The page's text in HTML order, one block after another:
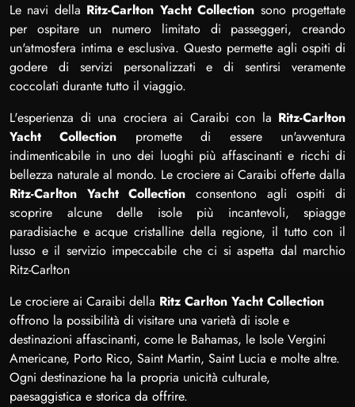
Le navi della Ritz-Carlton Yacht Collection sono progettate
per ospitare un numero limitato di passeggeri, creando
un'atmosfera intima e esclusiva. Questo permette agli ospiti di
godere di servizi personalizzati e di sentirsi veramente
coccolati durante tutto il viaggio.
L'esperienza di una crociera ai Caraibi con la Ritz-Carlton
Yacht Collection promette di essere un'avventura
indimenticabile in uno dei luoghi più affascinanti e ricchi di
bellezza naturale al mondo. Le crociere ai Caraibi offerte dalla
Ritz-Carlton Yacht Collection consentono agli ospiti di
scoprire alcune delle isole più incantevoli, spiagge
paradisiache e acque cristalline della regione, il tutto con il
lusso e il servizio impeccabile che ci si aspetta dal marchio
Ritz-Carlton
Le crociere ai Caraibi della Ritz Carlton Yacht Collection
offrono la possibilità di visitare una varietà di isole e
destinazioni affascinanti, come le Bahamas, le Isole Vergini
Americane, Porto Rico, Saint Martin, Saint Lucia e molte altre.
Ogni destinazione ha la propria unicità culturale,
paesaggistica e storica da offrire.